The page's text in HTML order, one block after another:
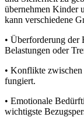
übernehmen Kinder
kann verschiedene
• Überforderung der
Belastungen oder
• Konflikte
fungiert.
• Emotionale
wichtigste